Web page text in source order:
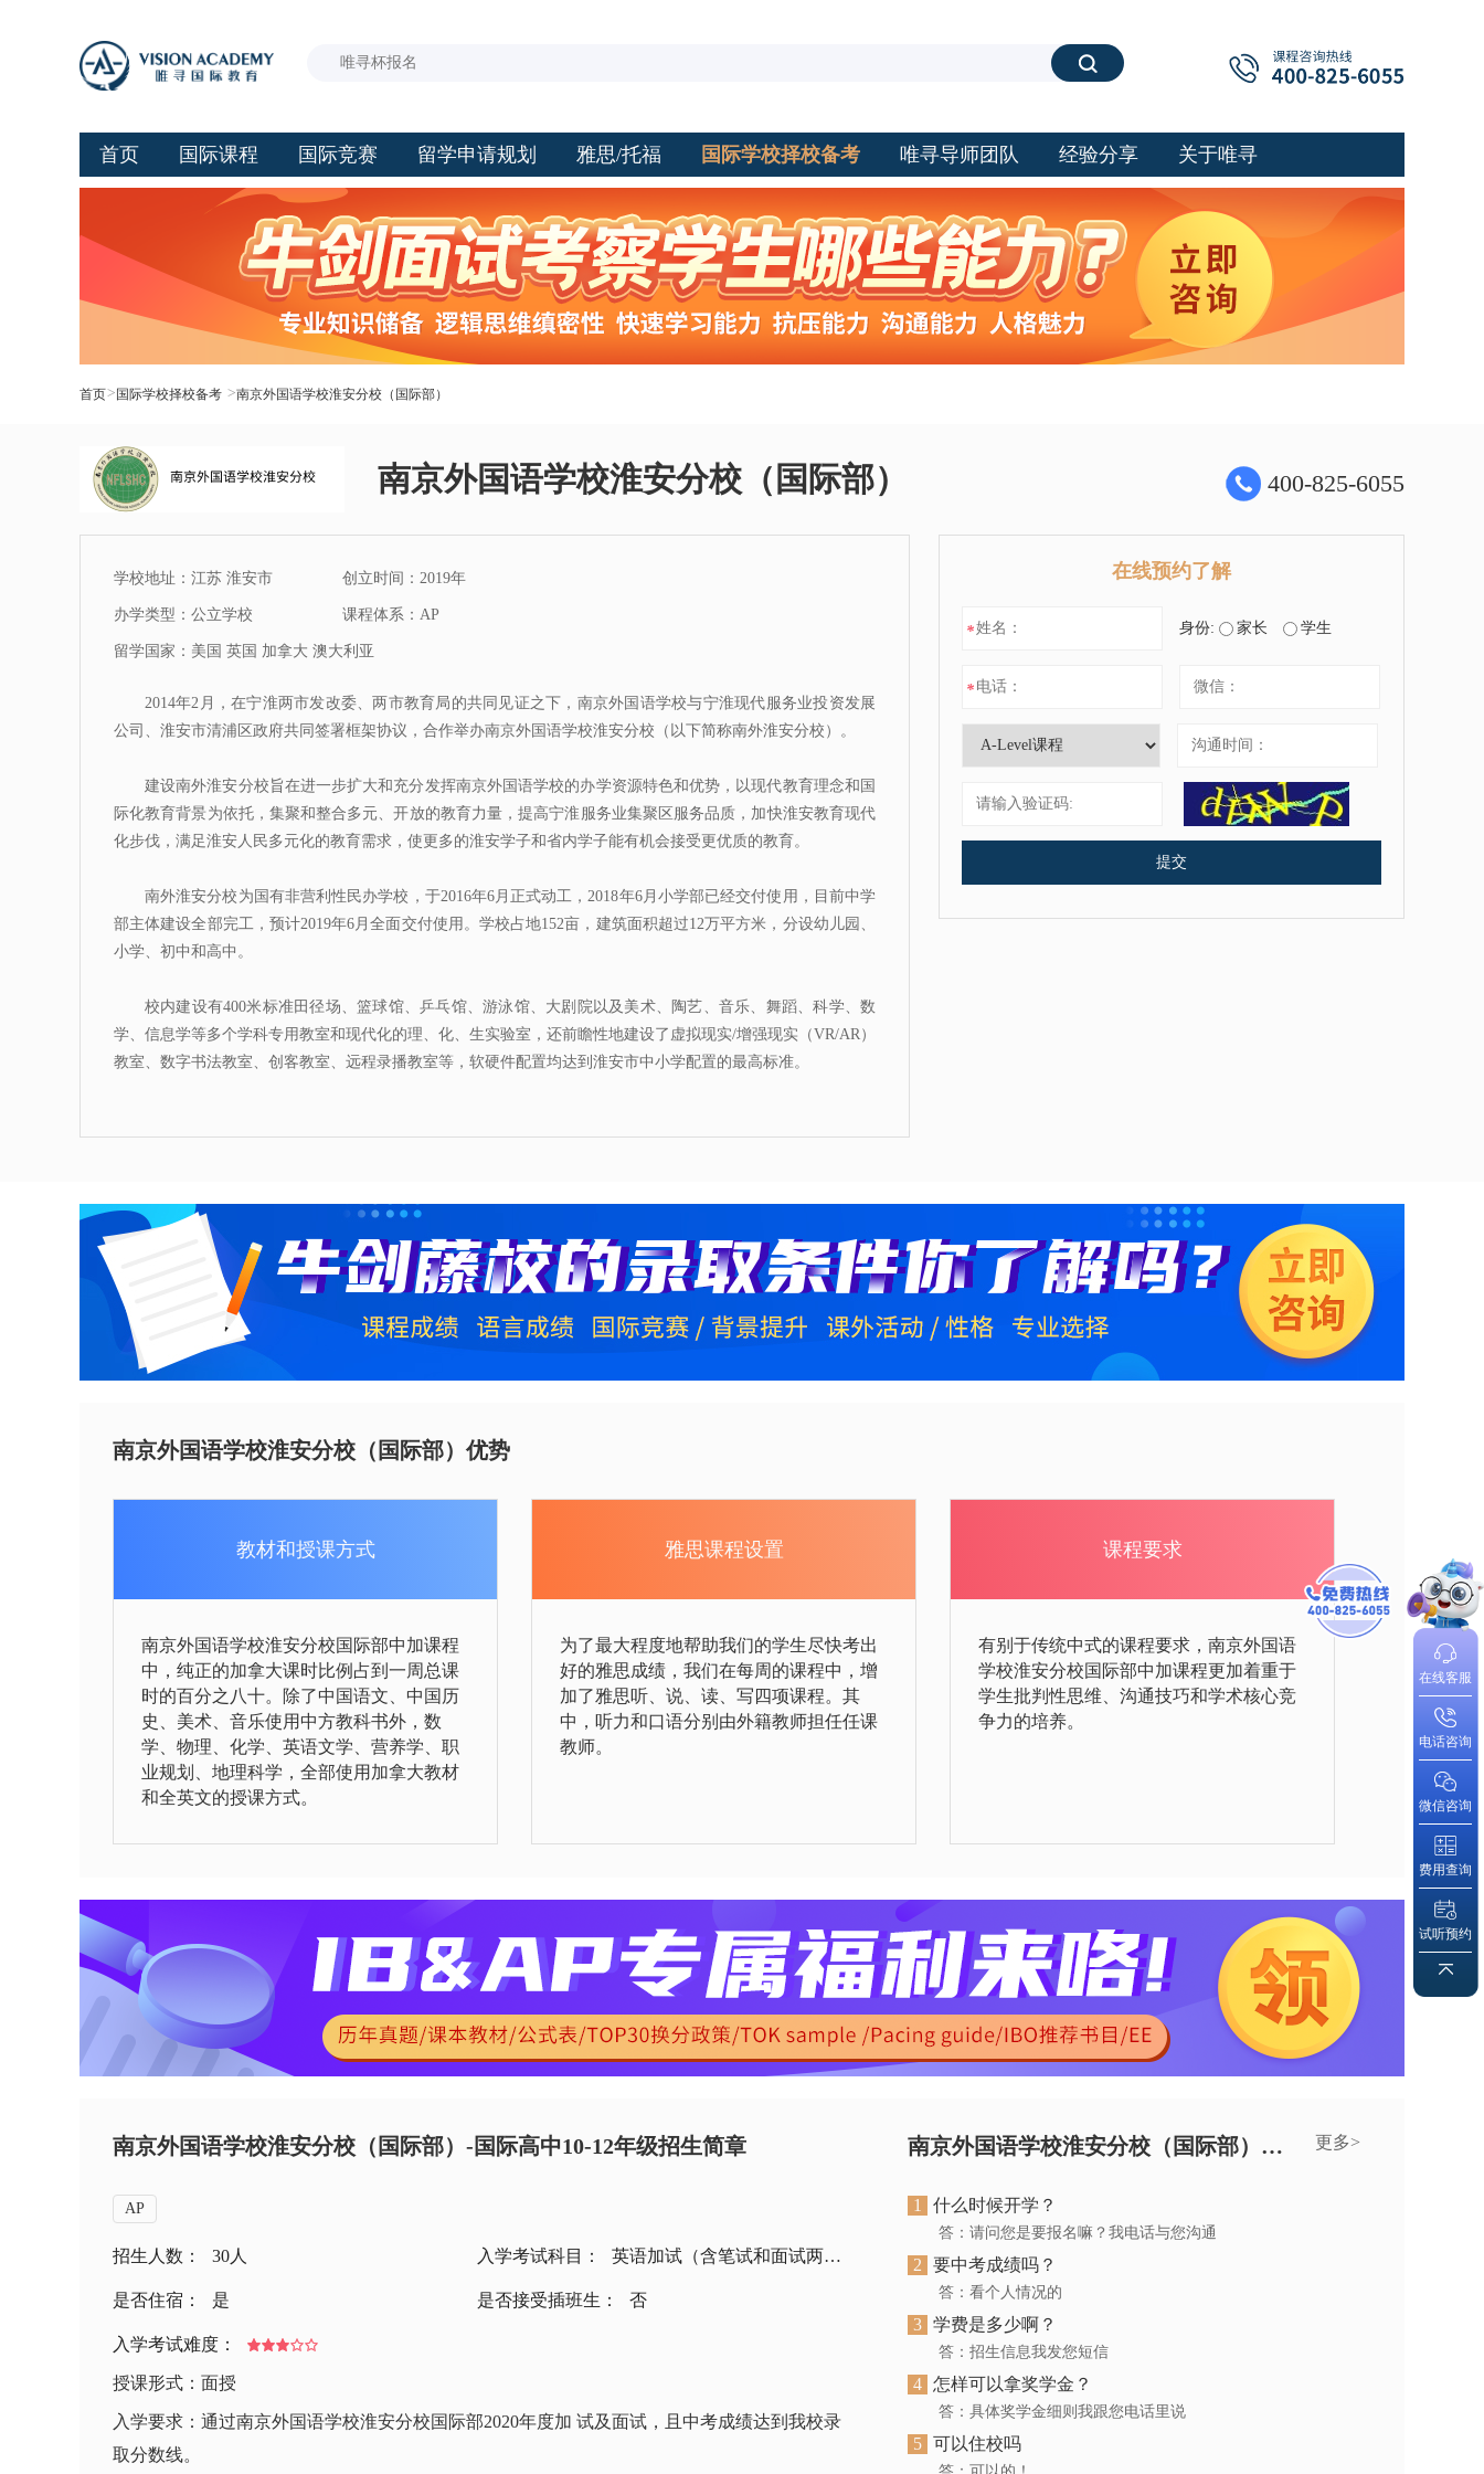
搜索
首页 国际课程 国际竞赛 留学申请规划 雅思/托福 国际学校择校备考 唯寻导师团队 经验分享 关于唯寻
首页> 国际学校择校备考 >南京外国语学校淮安分校（国际部）
南京外国语学校淮安分校（国际部） 400-825-6055
学校地址：江苏 淮安市 创立时间：2019年
办学类型：公立学校 课程体系：AP
留学国家：美国 英国 加拿大 澳大利亚
2014年2月，在宁淮两市发改委、两市教育局的共同见证之下，南京外国语学校与宁淮现代服务业投资发展
公司、淮安市清浦区政府共同签署框架协议，合作举办南京外国语学校淮安分校（以下简称南外淮安分校）。
建设南外淮安分校旨在进一步扩大和充分发挥南京外国语学校的办学资源特色和优势，以现代教育理念和国
际化教育背景为依托，集聚和整合多元、开放的教育力量，提高宁淮服务业集聚区服务品质，加快淮安教育现代
化步伐，满足淮安人民多元化的教育需求，使更多的淮安学子和省内学子能有机会接受更优质的教育。
南外淮安分校为国有非营利性民办学校，于2016年6月正式动工，2018年6月小学部已经交付使用，目前中学
部主体建设全部完工，预计2019年6月全面交付使用。学校占地152亩，建筑面积超过12万平方米，分设幼儿园、
小学、初中和高中。
校内建设有400米标准田径场、篮球馆、乒乓馆、游泳馆、大剧院以及美术、陶艺、音乐、舞蹈、科学、数
学、信息学等多个学科专用教室和现代化的理、化、生实验室，还前瞻性地建设了虚拟现实/增强现实（VR/AR）
教室、数字书法教室、创客教室、远程录播教室等，软硬件配置均达到淮安市中小学配置的最高标准。
在线预约了解
* 身份: 家长 学生
*
提交
南京外国语学校淮安分校（国际部）优势
教材和授课方式
南京外国语学校淮安分校国际部中加课程
中，纯正的加拿大课时比例占到一周总课
时的百分之八十。除了中国语文、中国历
史、美术、音乐使用中方教科书外，数
学、物理、化学、英语文学、营养学、职
业规划、地理科学，全部使用加拿大教材
和全英文的授课方式。
雅思课程设置
为了最大程度地帮助我们的学生尽快考出
好的雅思成绩，我们在每周的课程中，增
加了雅思听、说、读、写四项课程。其
中，听力和口语分别由外籍教师担任任课
教师。
课程要求
有别于传统中式的课程要求，南京外国语
学校淮安分校国际部中加课程更加着重于
学生批判性思维、沟通技巧和学术核心竞
争力的培养。
南京外国语学校淮安分校（国际部）-国际高中10-12年级招生简章
AP
招生人数： 30人 入学考试科目： 英语加试（含笔试和面试两部分）
是否住宿： 是 是否接受插班生： 否
入学考试难度：
授课形式：面授
入学要求：通过南京外国语学校淮安分校国际部2020年度加 试及面试，且中考成绩达到我校录
取分数线。
南京外国语学校淮安分校（国际部）在线答疑 更多>
1 什么时候开学？
答：请问您是要报名嘛？我电话与您沟通
2 要中考成绩吗？
答：看个人情况的
3 学费是多少啊？
答：招生信息我发您短信
4 怎样可以拿奖学金？
答：具体奖学金细则我跟您电话里说
5 可以住校吗
在线客服
电话咨询
微信咨询
费用查询
试听预约